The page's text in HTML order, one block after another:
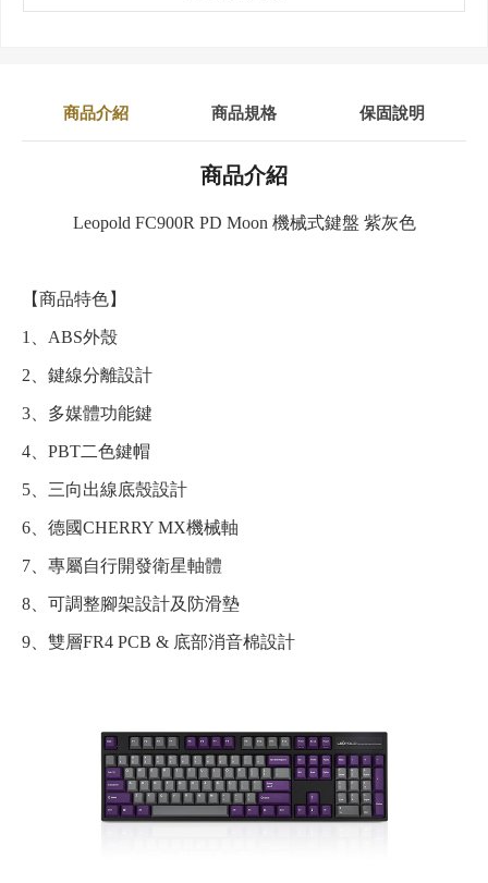
商品介紹 商品規格 保固說明
商品介紹
Leopold FC900R PD Moon 機械式鍵盤 紫灰色
【商品特色】
1、ABS外殼
2、鍵線分離設計
3、多媒體功能鍵
4、PBT二色鍵帽
5、三向出線底殼設計
6、德國CHERRY MX機械軸
7、專屬自行開發衛星軸體
8、可調整腳架設計及防滑墊
9、雙層FR4 PCB & 底部消音棉設計